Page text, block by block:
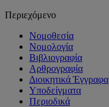
Περιεχόμενο
Νομοθεσία
Νομολογία
Βιβλιογραφία
Αρθρογραφία
Διοικητικά Έγγραφα
Υποδείγματα
Περιοδικά